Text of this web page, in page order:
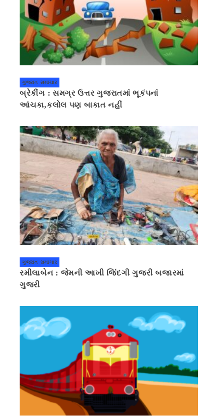
ગુજરાત સમાચાર
બ્રેકીંગ : સમગ્ર ઉત્તર ગુજરાતમાં ભૂકંપનાં
આંચકા,કલોલ પણ બાકાત નહીં
ગુજરાત સમાચાર
રમીલાબેન : જેમની આખી જિંદગી ગુજરી બજારમાં
ગુજરી